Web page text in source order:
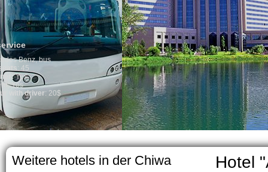
Culture of
By nature
is why
any influence
general, the
growth is
marriages is
percentage
in the world.
family is
The usual
rather big.
5-6 children.
Weitere hotels in der Chiwa Hotel